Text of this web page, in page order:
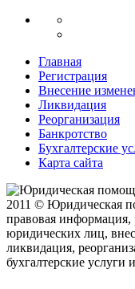
Главная
Регистрация
Внесение
Ликвидация
Реорганизация
Банкротство
Бухгалтерские
Карта сайта
2011 © Юридическая
правовая информация,
юридических лиц,
ликвидация,
бухгалтерские услуги